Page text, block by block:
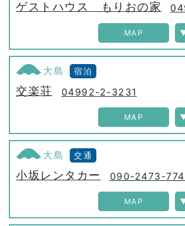
ゲストハウス もりおの家
MAP
大島 宿泊
交楽荘 04992-2-3231
MAP
大島 交通
小坂レンタカー 090-2473-
MAP